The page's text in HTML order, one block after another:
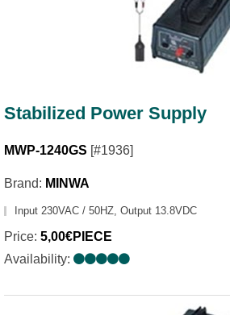
Stabilized Power Supply
MWP-1240GS [#1936]
Brand: MINWA
Input 230VAC / 50HZ, Output 13.8VDC
Price: 5,00€PIECE
Availability: